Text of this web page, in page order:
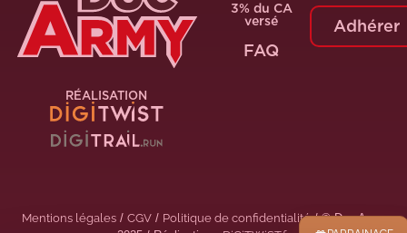
RÉALISATION
3% du CA
versé
FAQ
Adhérer
Mentions légales/ CGV/ Politique de confidentialité/ © Duc Army